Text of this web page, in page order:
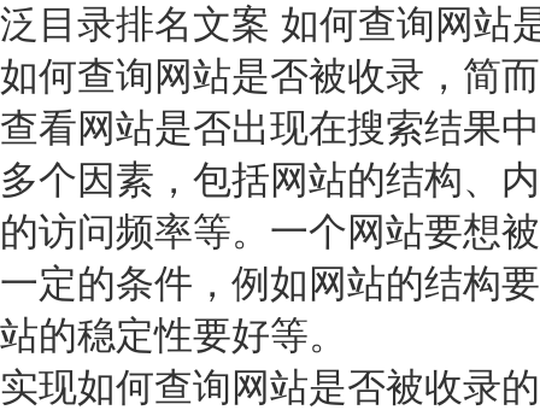
泛目录排名文案 如何查询网站
如何查询网站是否被收录，简
查看网站是否出现在搜索结果
多个因素，包括网站的结构、
的访问频率等。一个网站要想
一定的条件，例如网站的结构
站的稳定性要好等。
实现如何查询网站是否被收录